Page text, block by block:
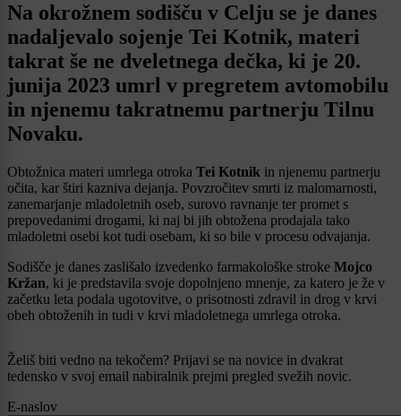
Na okrožnem sodišču v Celju se je danes
nadaljevalo sojenje Tei Kotnik, materi
takrat še ne dveletnega dečka, ki je 20.
junija 2023 umrl v pregretem avtomobilu
in njenemu takratnemu partnerju Tilnu
Novaku.
Obtožnica materi umrlega otroka Tei Kotnik in njenemu partnerju
očita, kar štiri kazniva dejanja. Povzročitev smrti iz malomarnosti,
zanemarjanje mladoletnih oseb, surovo ravnanje ter promet s
prepovedanimi drogami, ki naj bi jih obtožena prodajala tako
mladoletni osebi kot tudi osebam, ki so bile v procesu odvajanja.
Sodišče je danes zaslišalo izvedenko farmakološke stroke Mojco
Kržan, ki je predstavila svoje dopolnjeno mnenje, za katero je že v
začetku leta podala ugotovitve, o prisotnosti zdravil in drog v krvi
obeh obtoženih in tudi v krvi mladoletnega umrlega otroka.
Želiš biti vedno na tekočem? Prijavi se na novice in dvakrat
tedensko v svoj email nabiralnik prejmi pregled svežih novic.
E-naslov